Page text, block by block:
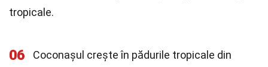
tropicale.
06
Coconașul crește în pădurile tropicale din